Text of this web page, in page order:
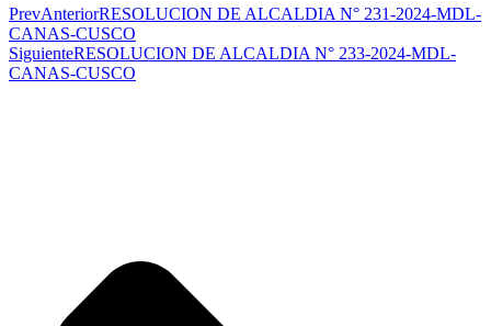
PrevAnteriorRESOLUCION DE ALCALDIA N° 231-2024-MDL-
CANAS-CUSCO
SiguienteRESOLUCION DE ALCALDIA N° 233-2024-MDL-
CANAS-CUSCO